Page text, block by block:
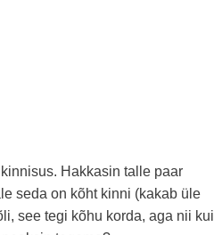
Hakkasin talle paar
seda on kõht kinni (kakab üle
see tegi kõhu korda, aga nii kui